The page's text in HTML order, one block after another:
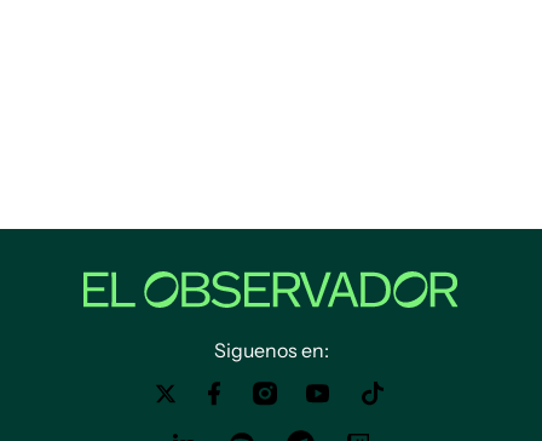
Siguenos en: